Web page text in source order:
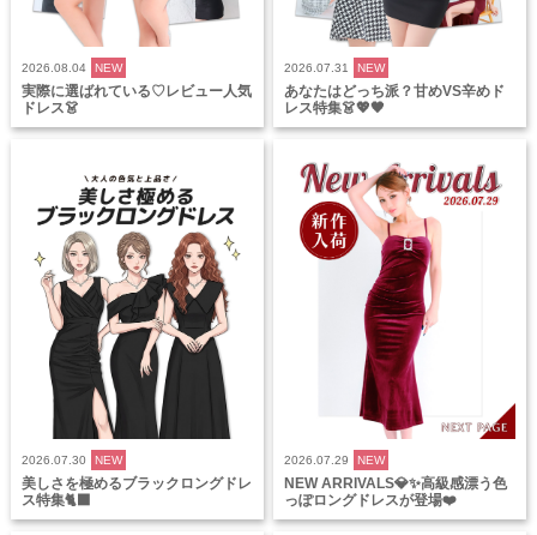
2026.08.04 NEW
実際に選ばれている♡レビュー人気
ドレス👗
2026.07.31 NEW
あなたはどっち派？甘めVS辛めド
レス特集👗💖🖤
2026.07.30 NEW
美しさを極めるブラックロングドレ
ス特集🐈‍⬛
2026.07.29 NEW
NEW ARRIVALS💎✨高級感漂う色
っぽロングドレスが登場❤️